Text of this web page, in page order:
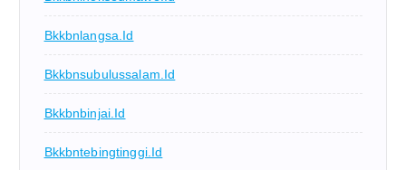
Bkkbnlangsa.id
Bkkbnsubulussalam.id
Bkkbnbinjai.id
Bkkbntebingtinggi.id